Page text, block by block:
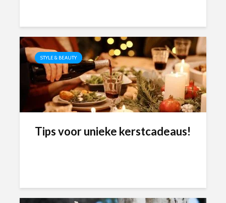
STYLE & BEAUTY
Tips voor unieke kerstcadeaus!